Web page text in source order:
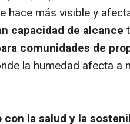
hace más visible y
capacidad de alcance
comunidades de
la humedad afecta a
con la salud y la